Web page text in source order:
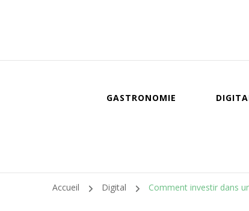
GASTRONOMIE
Accueil Digital Comment investir dans